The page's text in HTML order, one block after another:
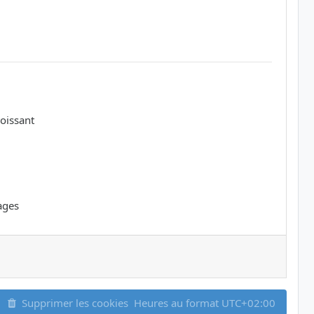
Supprimer les cookies Heures au format UTC+02:00